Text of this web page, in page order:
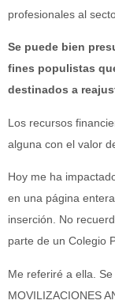
profesionales al
Se puede bien
fines populistas
destinados a
Los recursos
alguna con el valor
Hoy me ha
en una página
inserción. No
parte de un Colegio
Me referiré a ella.
MOVILIZACIONES